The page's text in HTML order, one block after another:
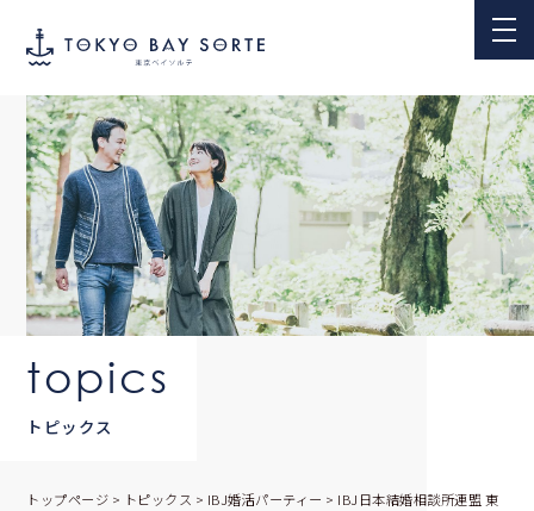
topics
トピックス
トップページ > トピックス > IBJ婚活パーティー > IBJ日本結婚相談所連盟 東